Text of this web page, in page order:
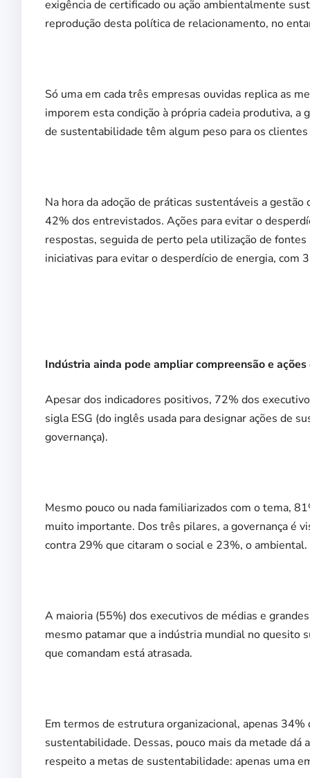
exigência de certificado ou ação ambientalmente
reprodução desta política de relacionamento, no
Só uma em cada três empresas ouvidas replica as
imporem esta condição à própria cadeia produtiva,
de sustentabilidade têm algum peso para os
Na hora da adoção de práticas sustentáveis a
42% dos entrevistados. Ações para evitar o
respostas, seguida de perto pela utilização de
iniciativas para evitar o desperdício de energia, com
Indústria ainda pode ampliar compreensão e
Apesar dos indicadores positivos, 72% dos
sigla ESG (do inglês usada para designar ações de
governança).
Mesmo pouco ou nada familiarizados com o tema,
muito importante. Dos três pilares, a governança é
contra 29% que citaram o social e 23%, o ambiental.
A maioria (55%) dos executivos de médias e
mesmo patamar que a indústria mundial no quesito
que comandam está atrasada.
Em termos de estrutura organizacional, apenas
sustentabilidade. Dessas, pouco mais da metade dá
respeito a metas de sustentabilidade: apenas uma